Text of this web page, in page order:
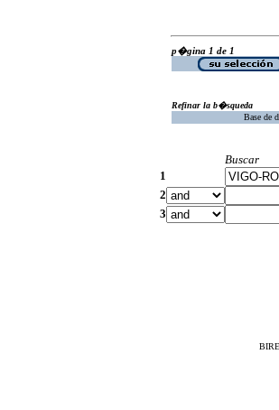
p�gina 1 de 1
Refinar la b�squeda
Base de
Buscar
1
2
3